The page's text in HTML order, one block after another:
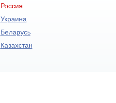
Россия
Украина
Беларусь
Казахстан